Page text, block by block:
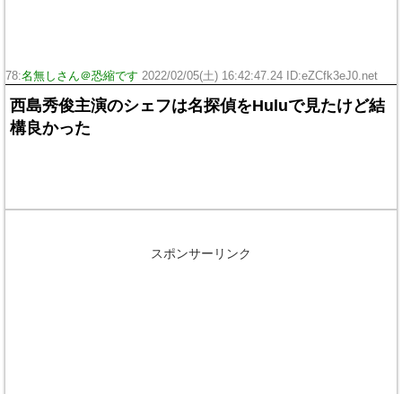
78:名無しさん＠恐縮です 2022/02/05(土) 16:42:47.24 ID:eZCfk3eJ0.net
西島秀俊主演のシェフは名探偵をHuluで見たけど結
構良かった
スポンサーリンク